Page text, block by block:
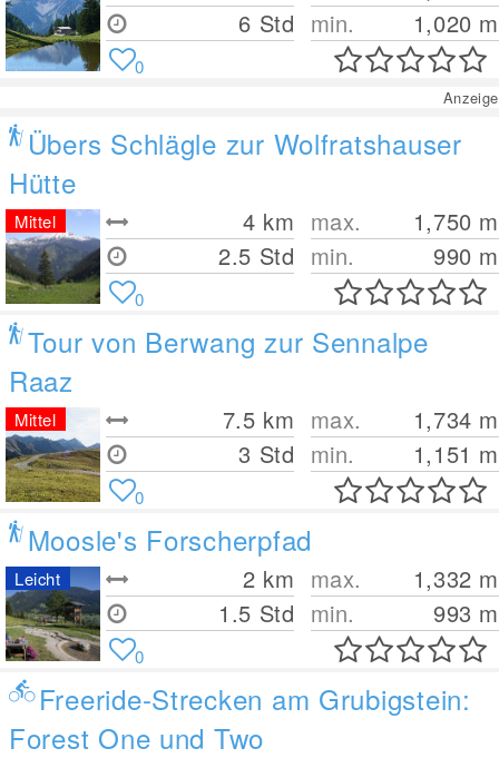
6 Std min.
1,020 m
0
Anzeige
Übers Schlägle zur Wolfratshauser
Hütte
4 km
2.5 Std
max. 1,750 m
min.
990 m
Mittel
0
Tour von Berwang zur Sennalpe
Raaz
7.5 km
3 Std
max. 1,734 m
min.
1,151 m
Mittel
0
Moosle's Forscherpfad
2 km
1.5 Std
max. 1,332 m
min.
993 m
Leicht
0
Freeride-Strecken am Grubigstein:
Forest One und Two